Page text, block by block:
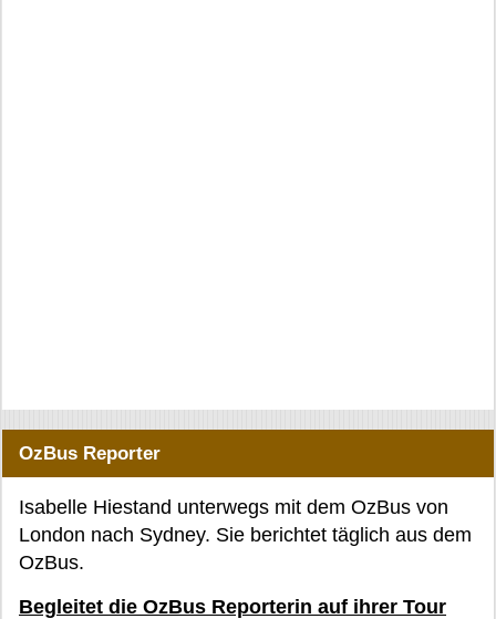
OzBus Reporter
Isabelle Hiestand unterwegs mit dem OzBus von
London nach Sydney. Sie berichtet täglich aus dem
OzBus.
Begleitet die OzBus Reporterin auf ihrer Tour